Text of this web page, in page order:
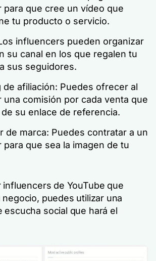
para que cree un vídeo que
tu producto o servicio.
influencers pueden organizar
su canal en los que regalen tu
sus seguidores.
de afiliación: Puedes ofrecer al
una comisión por cada venta que
su enlace de referencia.
de marca: Puedes contratar a un
para que sea la imagen de tu
influencers de YouTube que
puedes utilizar una
escucha social que hará el